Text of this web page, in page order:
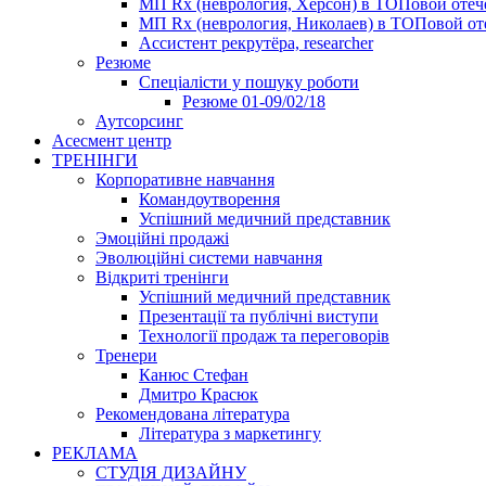
МП Rx (неврология, Херсон) в ТОПовой
МП Rx (неврология, Николаев) в ТОПовой
Ассистент рекрутёра, researcher
Резюме
Cпеціалісти у пошуку роботи
Резюме 01-09/02/18
Аутсорсинг
Асесмент центр
ТРЕНІНГИ
Корпоративне навчання
Командоутворення
Успішний медичний представник
Эмоційні продажі
Эволюційні системи навчання
Відкриті тренінги
Успішний медичний представник
Презентації та публічні виступи
Технології продаж та переговорів
Тренери
Канюс Стефан
Дмитро Красюк
Рекомендована література
Література з маркетингу
РЕКЛАМА
СТУДІЯ ДИЗАЙНУ